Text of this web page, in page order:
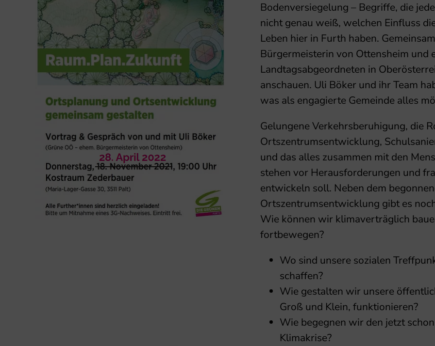
Bodenversiegelung – Begriffe, die
nicht genau weiß, welchen Einfluss
Leben hier in Furth haben.
Bürgermeisterin von Ottensheim und
Landtagsabgeordneten in
anschauen. Uli Böker und ihr Team
was als engagierte Gemeinde alles
Gelungene Verkehrsberuhigung, die
Ortszentrumsentwicklung,
und das alles zusammen mit den
stehen vor Herausforderungen und
entwickeln soll. Neben dem
Ortszentrumsentwicklung gibt es
Wie können wir klimaverträglich
fortbewegen?
Wo sind unsere sozialen
schaffen?
Wie gestalten wir unsere
Groß und Klein, funktionieren?
Wie begegnen wir den jetzt
Klimakrise?